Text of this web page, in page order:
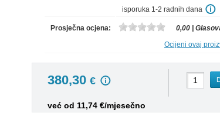
isporuka 1-2 radnih dana
Prosječna ocjena: 0,00 |
Ocijeni ovaj
380,30 €
već od 11,74 €/mjesečno